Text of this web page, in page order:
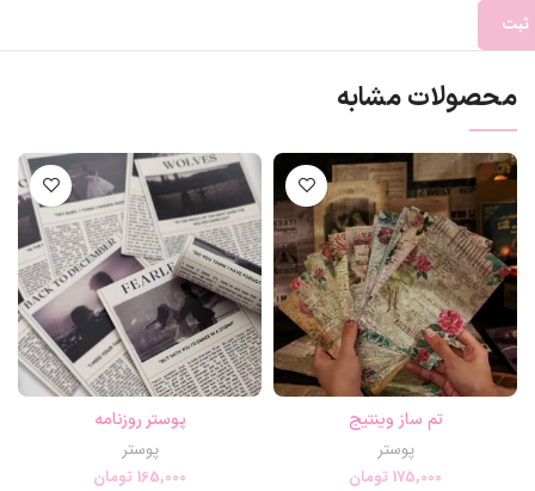
محصولات مشابه
تم ساز وینتیج
پوستر
175,000تومان
پوستر روزنامه
پوستر
165,000تومان